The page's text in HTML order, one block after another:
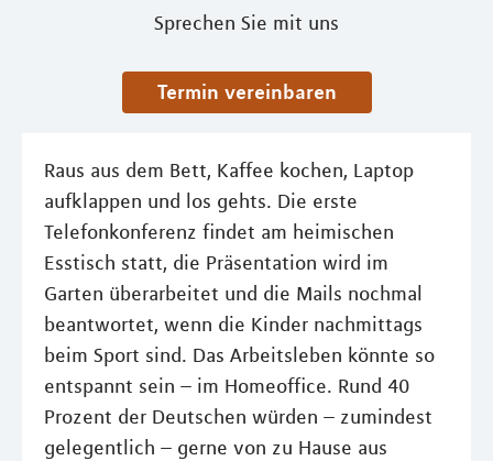
Sprechen Sie mit uns
Termin vereinbaren
Raus aus dem Bett, Kaffee kochen, Laptop
aufklappen und los gehts. Die erste
Telefonkonferenz findet am heimischen
Esstisch statt, die Präsentation wird im
Garten überarbeitet und die Mails nochmal
beantwortet, wenn die Kinder nachmittags
beim Sport sind. Das Arbeitsleben könnte so
entspannt sein – im Homeoffice. Rund 40
Prozent der Deutschen würden – zumindest
gelegentlich – gerne von zu Hause aus